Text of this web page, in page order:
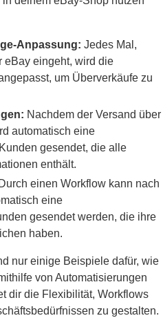
Anpassung: Jedes Mal,
eBay eingeht, wird die
um Überverkäufe zu
Nachdem der Versand über
automatisch eine
gesendet, die alle
enthält.
Durch einen Workflow kann nach
eine
gesendet werden, die ihre
haben.
nur einige Beispiele dafür, wie
von Automatisierungen
dir die Flexibilität, Workflows
zu gestalten.